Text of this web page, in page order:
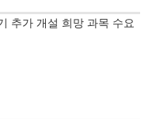
추가 개설 희망 과목 수요